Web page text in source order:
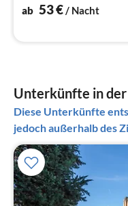
ab 53€/ Nacht
Unterkünfte in der
Diese Unterkünfte
jedoch außerhalb des